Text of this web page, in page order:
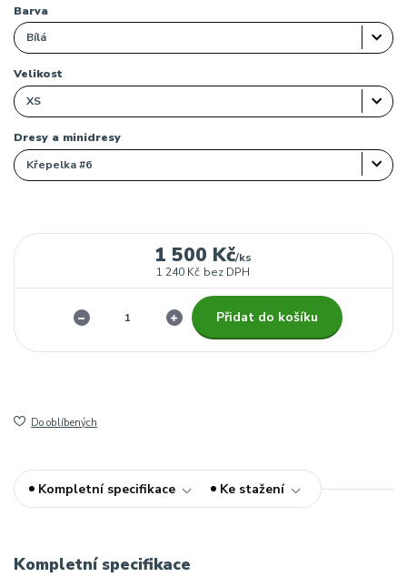
Barva
Velikost
Dresy a minidresy
1 500 Kč/ks
1 240 Kč bez DPH
Přidat do košíku
Do oblíbených
Kompletní specifikace Ke stažení
Kompletní specifikace